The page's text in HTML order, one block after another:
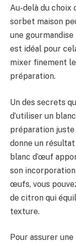
Au-delà du choix
sorbet maison
une
est idéal pour
mixer finement
préparation.
Un des secrets
d’utiliser un
préparation juste
donne un
blanc d’œuf
son
œufs, vous
de citron qui
texture.
Pour assurer